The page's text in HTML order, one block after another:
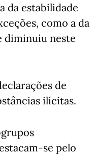
da estabilidade
como a da
diminuiu neste
de
ilícitas.
se pelo